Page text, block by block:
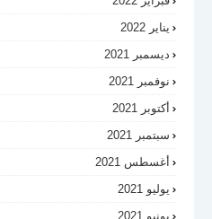
يناير 2022
ديسمبر 2021
نوفمبر 2021
أكتوبر 2021
سبتمبر 2021
أغسطس 2021
يوليو 2021
يونيو 2021